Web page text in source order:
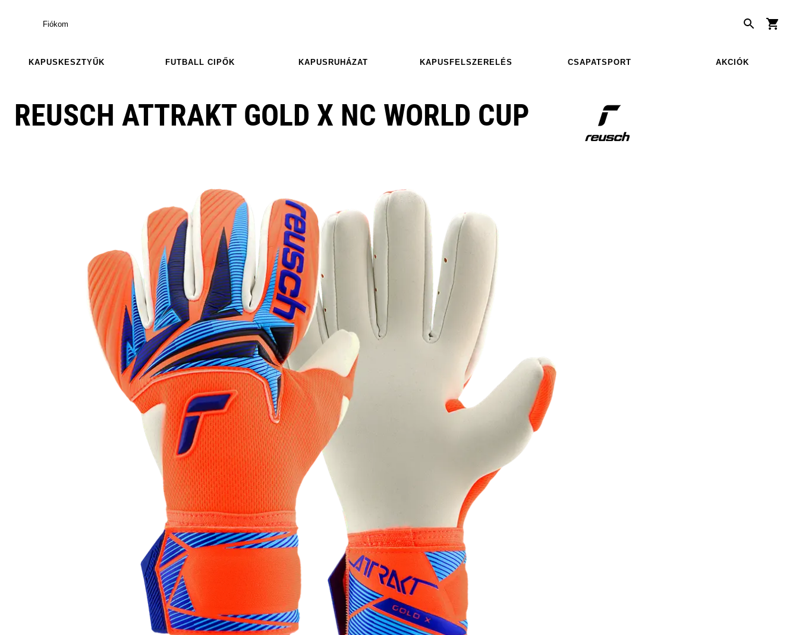
Fiókom
KAPUSKESZTYŰK FUTBALL CIPŐK KAPUSRUHÁZAT KAPUSFELSZERELÉS CSAPATSPORT AKCIÓK
REUSCH ATTRAKT GOLD X NC WORLD CUP